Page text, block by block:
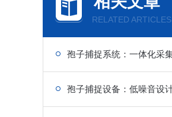
RELATED ARTICLES